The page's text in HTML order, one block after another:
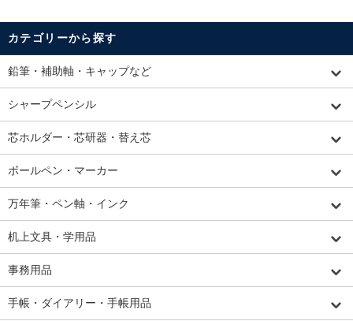
カテゴリーから探す
鉛筆・補助軸・キャップなど
シャープペンシル
芯ホルダー・芯研器・替え芯
ボールペン・マーカー
万年筆・ペン軸・インク
机上文具・学用品
事務用品
手帳・ダイアリー・手帳用品